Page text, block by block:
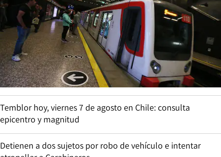
Temblor hoy, viernes 7 de agosto en Chile: consulta
epicentro y magnitud
Detienen a dos sujetos por robo de vehículo e intentar